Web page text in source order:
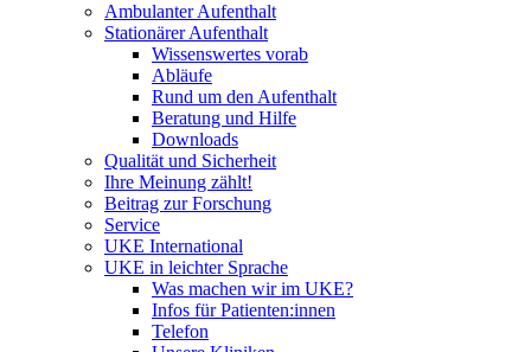
Ambulanter Aufenthalt
Stationärer Aufenthalt
Wissenswertes vorab
Abläufe
Rund um den Aufenthalt
Beratung und Hilfe
Downloads
Qualität und Sicherheit
Ihre Meinung zählt!
Beitrag zur Forschung
Service
UKE International
UKE in leichter Sprache
Was machen wir im UKE?
Infos für Patienten:innen
Telefon